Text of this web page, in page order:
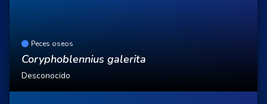
Peces oseos
Coryphoblennius galerita
Desconocido